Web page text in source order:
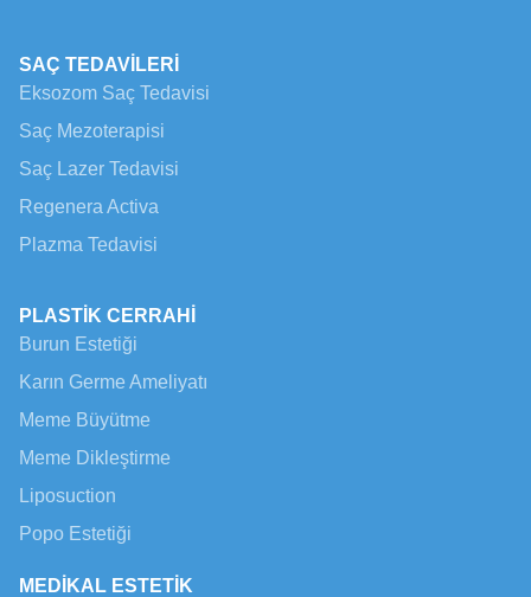
SAÇ TEDAVİLERİ
Eksozom Saç Tedavisi
Saç Mezoterapisi
Saç Lazer Tedavisi
Regenera Activa
Plazma Tedavisi
PLASTİK CERRAHİ
Burun Estetiği
Karın Germe Ameliyatı
Meme Büyütme
Meme Dikleştirme
Liposuction
Popo Estetiği
MEDİKAL ESTETİK